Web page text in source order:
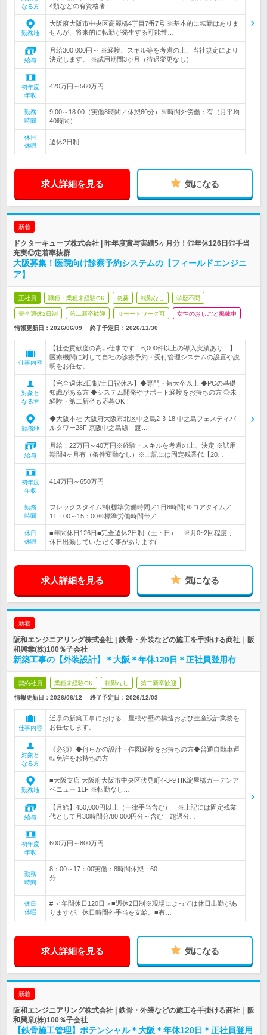
なる方
4類などの有資格者
勤務地
大阪府大阪市中央区高麗橋4丁目7番7号 ※基本的に転勤はありま
せんが、将来的に転勤が発生する可能性…
給与
月給300,000円～ ※経験、スキル等を考慮の上、当社規定により
決定します。 ※試用期間3か月（待遇変更なし）
初年度
年収
420万円～560万円
勤務
時間
9:00～18:00（実働8時間／休憩60分）※時間外労働：有（月平均
40時間）
休日
休暇
週休2日制
求人詳細を見る 気になる
新着
ドクターキューブ株式会社 | 昨年度賞与実績5ヶ月分！◎年休126日◎手当
充実◎定着率抜群
大阪募集！医院向け診察予約システムの【フィールドエンジニ
ア】
正社員 職種・業種未経験OK 急募 転勤なし 学歴不問
完全週休2日制 第二新卒歓迎 リモートワーク可 女性のおしごと掲載中
情報更新日：2026/06/09 終了予定日： 2026/11/30
仕事内容
【社会貢献度の高い仕事です！6,000件以上の導入実績あり！】
医療機関に対して自社の診療予約・受付管理システムの設置や説
明をお任せ。
対象と
なる方
【完全週休2日制/土日祝休み】◆専門・短大卒以上 ◆PCの基礎
知識がある方 ◆システム開発やサポート経験をお持ちの方 ◎未
経験・第二新卒も応募OK！
勤務地
◆大阪本社 大阪府大阪市北区中之島2-3-18 中之島フェスティバ
ルタワー28F 京阪中之島線「渡…
給与
月給：22万円～40万円※経験・スキルを考慮の上、決定 ※試用
期間4ヶ月有（条件変動なし）※上記には固定残業代【20…
初年度
年収
414万円～650万円
勤務
時間
フレックスタイム制(標準労働時間／1日8時間)※コアタイム／
11：00～15：00※標準労働時間帯／…
休日
休暇
■年間休日126日■完全週休2日制（土・日） ※月0~2回程度 、
休日出勤していただく事があります(…
求人詳細を見る 気になる
新着
阪和エンジニアリング株式会社 | 鉄骨・外装などの施工を手掛ける商社｜阪
和興業(株)100％子会社
新築工事の【外装設計】＊大阪＊年休120日＊正社員登用有
契約社員 業種未経験OK 転勤なし 第二新卒歓迎
情報更新日：2026/06/12 終了予定日： 2026/12/03
仕事内容
近県の新築工事における、屋根や壁の構造および生産設計業務を
お任せします。
対象と
なる方
《必須》◆何らかの設計・作図経験をお持ちの方◆普通自動車運
転免許をお持ちの方
勤務地
■大阪支店 大阪府大阪市中央区伏見町4-3-9 HK淀屋橋ガーデンア
ベニュー 11F ※転勤なし…
給与
【月給】450,000円以上（一律手当含む） ※上記には固定残業
代として月30時間分/80,000円分～含む 超過分…
初年度
年収
600万円～800万円
勤務
時間
8：00～17：00実働：8時間休憩：60
分
休日
休暇
# ＜年間休日120日＞■週休2日制※現場によっては休日出勤があ
りますが、休日時間外手当を支給。■有…
求人詳細を見る 気になる
新着
阪和エンジニアリング株式会社 | 鉄骨・外装などの施工を手掛ける商社｜阪
和興業(株)100％子会社
【鉄骨施工管理】ポテンシャル＊大阪＊年休120日＊正社員登用